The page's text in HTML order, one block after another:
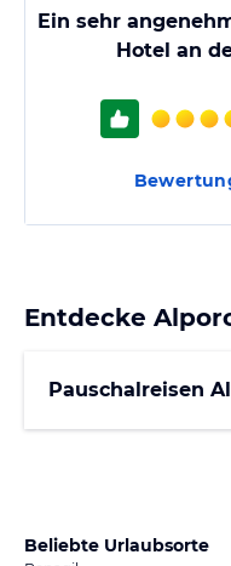
Ein sehr
Hotel an
Entdecke
Pauschalreisen
Beliebte Urlaubsorte